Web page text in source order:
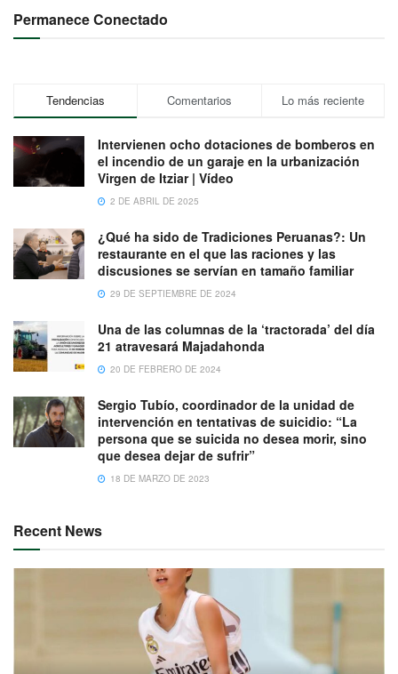
Permanece Conectado
Tendencias Comentarios Lo más reciente
Intervienen ocho dotaciones de bomberos en
el incendio de un garaje en la urbanización
Virgen de Itziar | Vídeo
2 DE ABRIL DE 2025
¿Qué ha sido de Tradiciones Peruanas?: Un
restaurante en el que las raciones y las
discusiones se servían en tamaño familiar
29 DE SEPTIEMBRE DE 2024
Una de las columnas de la ‘tractorada’ del día
21 atravesará Majadahonda
20 DE FEBRERO DE 2024
Sergio Tubío, coordinador de la unidad de
intervención en tentativas de suicidio: “La
persona que se suicida no desea morir, sino
que desea dejar de sufrir”
18 DE MARZO DE 2023
Recent News